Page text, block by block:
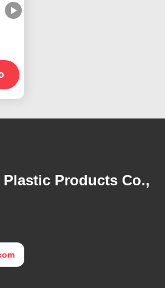
НМ
Products Co.,